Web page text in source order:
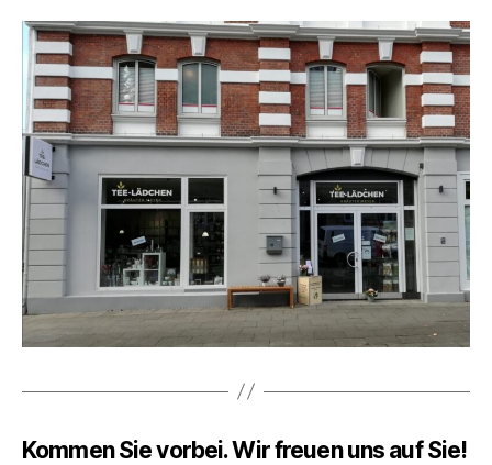
Kommen Sie vorbei. Wir freuen uns auf Sie!